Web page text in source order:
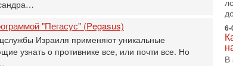
"Пегасус" (Pegasus)
Израиля применяют уникальные
узнать о противнике все, или почти все. Но
1-
6-
В